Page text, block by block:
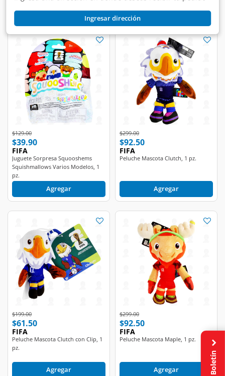
Ingresar dirección
Llaveros/Peluches/Squishies(7 productos)
Price reduced from
$129.00to
$39.90
FIFA
Juguete Sorpresa Squooshems
Squishmallows Varios Modelos, 1
pz.
Agregar
Price reduced from
$299.00to
$92.50
FIFA
Peluche Mascota Clutch, 1 pz.
Agregar
Price reduced from
$199.00to
$61.50
FIFA
Peluche Mascota Clutch con Clip, 1
pz.
Agregar
Price reduced from
$299.00to
$92.50
FIFA
Peluche Mascota Maple, 1 pz.
Agregar Boletín